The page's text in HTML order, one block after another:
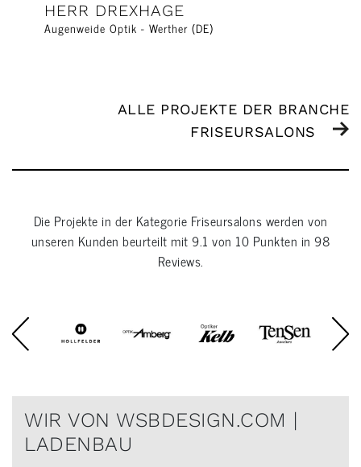
HERR DREXHAGE
Augenweide Optik - Werther (DE)
ALLE PROJEKTE DER BRANCHE
FRISEURSALONS
Die Projekte in der Kategorie Friseursalonswerden von
unseren Kunden beurteilt mit9.1 von 10 Punkten in98
Reviews.
WIR VON WSBDESIGN.COM |
LADENBAU